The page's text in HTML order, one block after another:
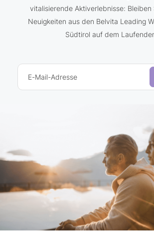
vitalisierende Aktiverlebnisse: Bleiben
Neuigkeiten aus den Belvita Leading
Südtirol auf dem
E-Mail-Adresse